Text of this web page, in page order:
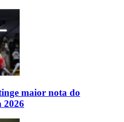
maior nota do
2026